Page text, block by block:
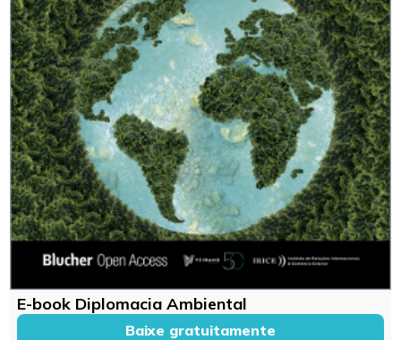
E-book Diplomacia Ambiental
Baixe gratuitamente